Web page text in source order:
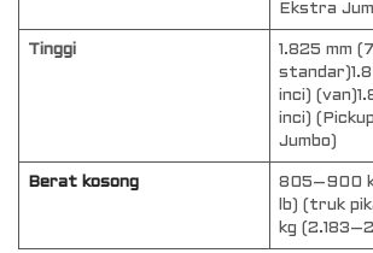
Ekstra
Tinggi
1.825 mm
inci)
inci)
Jumbo)
Berat kosong
805–900
lb) (truk
kg